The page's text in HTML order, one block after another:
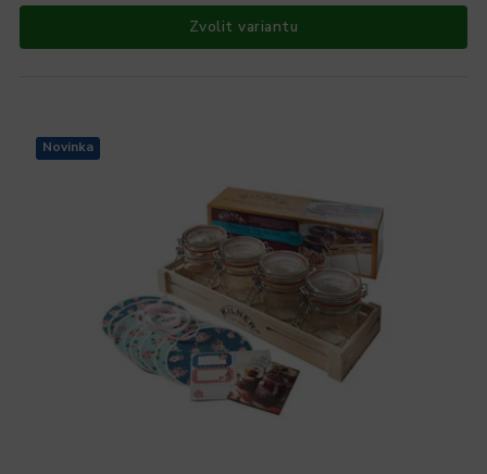
Zvolit variantu
Novinka